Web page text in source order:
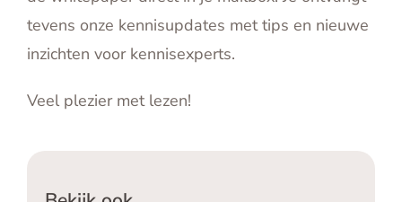
tevens onze kennisupdates met tips en nieuwe
inzichten voor kennisexperts.
Veel plezier met lezen!